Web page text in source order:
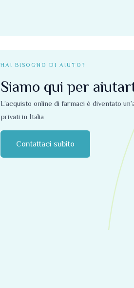
HAI BISOGNO DI AIUTO?
Siamo qui per
L’acquisto online di farmaci è diventato
privati ​​in Italia
Contattaci subito